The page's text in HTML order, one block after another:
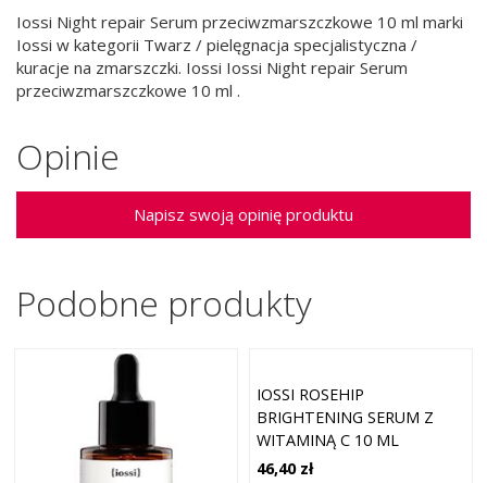
Iossi Night repair Serum przeciwzmarszczkowe 10 ml marki
Iossi w kategorii Twarz / pielęgnacja specjalistyczna /
kuracje na zmarszczki. Iossi Iossi Night repair Serum
przeciwzmarszczkowe 10 ml .
Opinie
Napisz swoją opinię produktu
Podobne produkty
IOSSI ROSEHIP
BRIGHTENING SERUM Z
WITAMINĄ C 10 ML
46,40 zł